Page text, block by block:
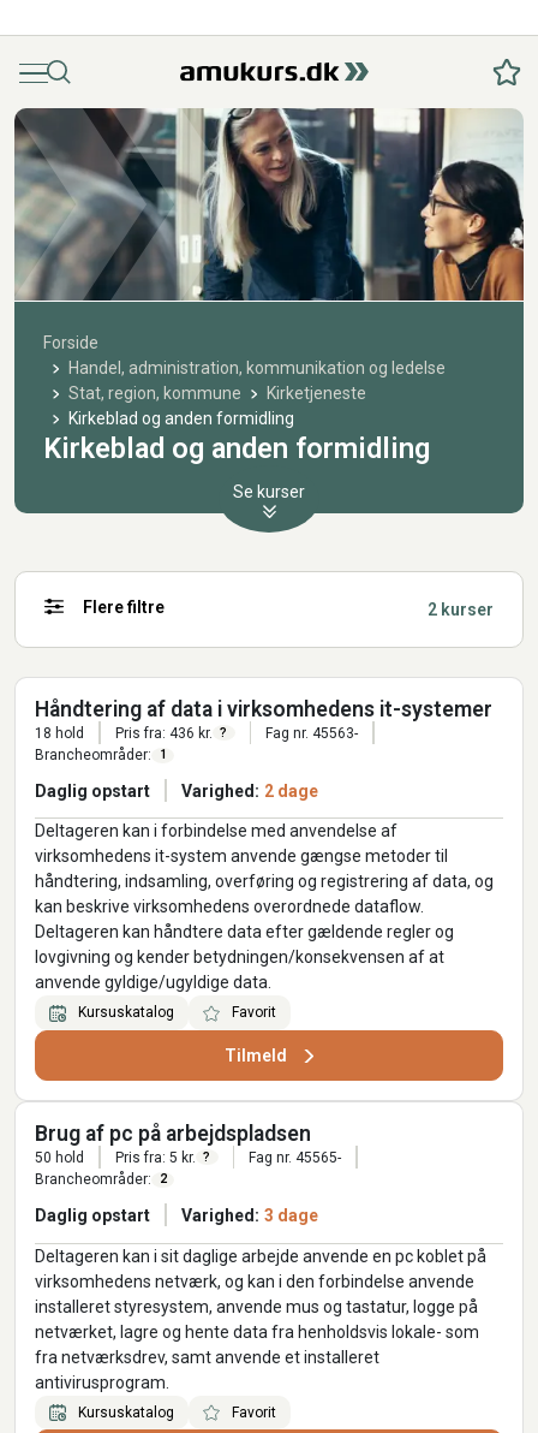
MenuSøg
Forside
Handel, administration, kommunikation og ledelse
Stat, region, kommune
Kirketjeneste
Kirkeblad og anden formidling
Kirkeblad og anden formidling
Se kurser
Flere filtre 2 kurser
Håndtering af data i virksomhedens it-systemer
18 hold Pris fra: 436 kr. ?
Fag nr. 45563-
Brancheområder:
1
Daglig opstart Varighed: 2 dage
Deltageren kan i forbindelse med anvendelse af
virksomhedens it-system anvende gængse metoder til
håndtering, indsamling, overføring og registrering af data, og
kan beskrive virksomhedens overordnede dataflow.
Deltageren kan håndtere data efter gældende regler og
lovgivning og kender betydningen/konsekvensen af at
anvende gyldige/ugyldige data.
Kursuskatalog Favorit
Tilmeld
Brug af pc på arbejdspladsen
50 hold Pris fra: 5 kr. ?
Fag nr. 45565-
Brancheområder:
2
Daglig opstart Varighed: 3 dage
Deltageren kan i sit daglige arbejde anvende en pc koblet på
virksomhedens netværk, og kan i den forbindelse anvende
installeret styresystem, anvende mus og tastatur, logge på
netværket, lagre og hente data fra henholdsvis lokale- som
fra netværksdrev, samt anvende et installeret
antivirusprogram.
Kursuskatalog Favorit